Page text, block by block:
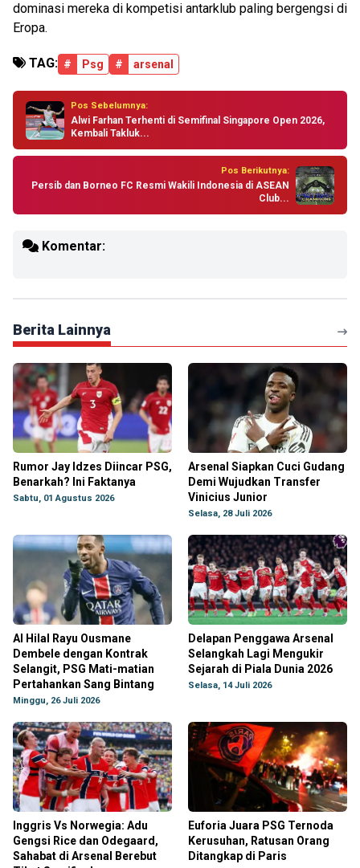
dominasi mereka di kompetisi antarklub paling bergengsi di
Eropa.
TAG: # Psg # arsenal
Pos Sebelumnya:
Alwi Farhan Terhenti di Semifinal Singapore Open 2026,
Kembali Takluk...
Pos Berikutnya:
Persib dan Borneo FC Resmi Wakili Indonesia di ASEAN
Club...
Komentar:
Berita Lainnya
Rumor Jay Idzes Diincar PSG,
Benarkah? Ini Faktanya
Sabtu, 01 Agustus 2026
Arsenal Siapkan Cuci Gudang
Demi Wujudkan Transfer
Vinicius Junior
Selasa, 28 Juli 2026
Al Hilal Rayu Ousmane
Dembele dengan Kontrak
Selangit, PSG Mati-matian
Pertahankan Sang Bintang
Minggu, 26 Juli 2026
Delapan Penggawa Arsenal
Selangkah Lagi Mengukir
Sejarah di Piala Dunia 2026
Selasa, 14 Juli 2026
Inggris Vs Norwegia: Adu
Gengsi Rice dan Odegaard,
Sahabat di Arsenal Berebut
Euforia Juara PSG Ternoda
Kerusuhan, Ratusan Orang
Ditangkap di Paris